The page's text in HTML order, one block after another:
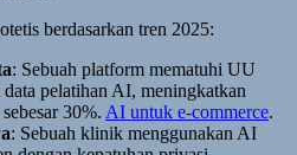
berdasarkan tren 2025:
: Sebuah platform mematuhi UU
pelatihan AI, meningkatkan
30%. AI untuk e-commerce.
: Sebuah klinik menggunakan AI